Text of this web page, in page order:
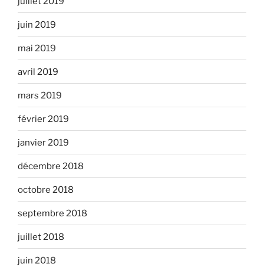
juin 2019
mai 2019
avril 2019
mars 2019
février 2019
janvier 2019
décembre 2018
octobre 2018
septembre 2018
juillet 2018
juin 2018